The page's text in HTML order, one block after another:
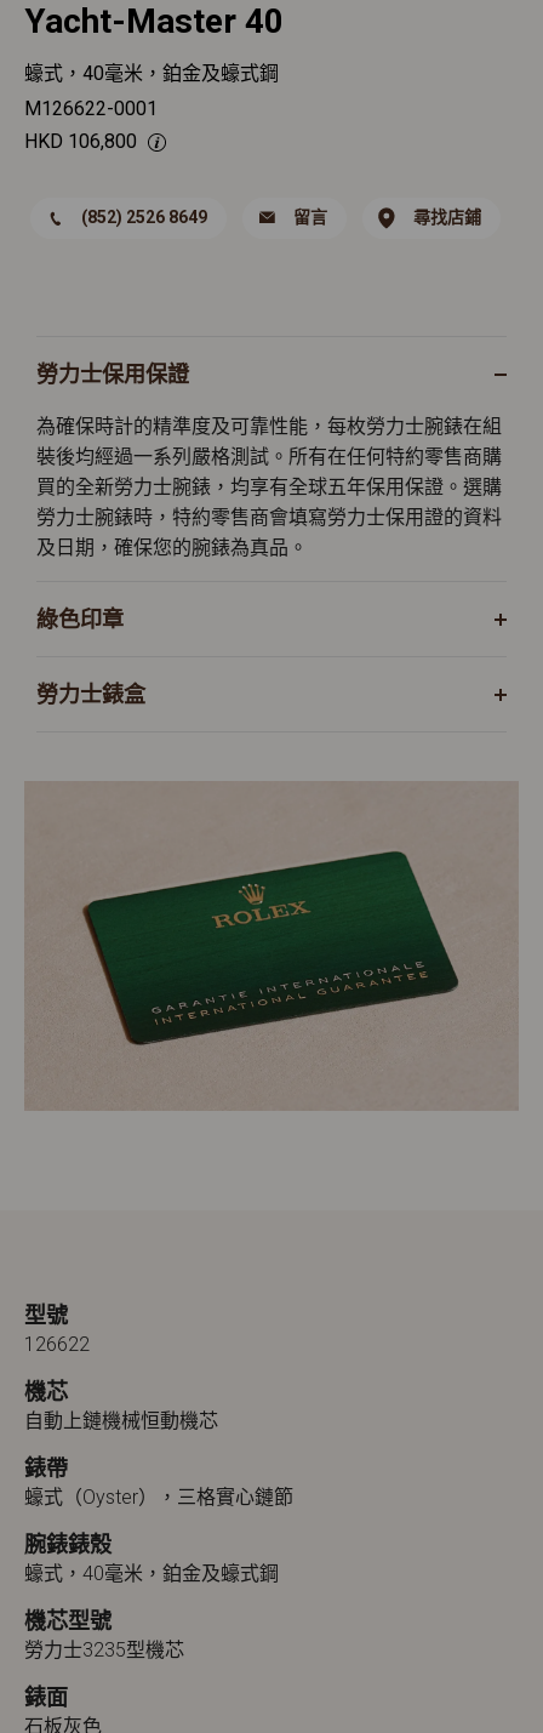
Yacht-Master 40
蠔式，40毫米，鉑金及蠔式鋼
M126622-0001
HKD 106,800
(852) 2526 8649 留言 尋找店鋪
勞力士保用保證
為確保時計的精準度及可靠性能，每枚勞力士腕錶在組
裝後均經過一系列嚴格測試。所有在任何特約零售商購
買的全新勞力士腕錶，均享有全球五年保用保證。選購
勞力士腕錶時，特約零售商會填寫勞力士保用證的資料
及日期，確保您的腕錶為真品。
綠色印章
勞力士錶盒
型號
126622
機芯
自動上鏈機械恒動機芯
錶帶
蠔式（Oyster），三格實心鏈節
腕錶錶殼
蠔式，40毫米，鉑金及蠔式鋼
機芯型號
勞力士3235型機芯
錶面
石板灰色